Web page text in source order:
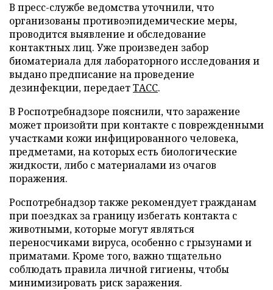
В пресс-службе ведомства уточнили, что
организованы противоэпидемические меры,
проводится выявление и обследование
контактных лиц. Уже произведен забор
биоматериала для лабораторного исследования и
выдано предписание на проведение
дезинфекции, передаетТАСС.
В Роспотребнадзоре пояснили, что заражение
может произойти при контакте с поврежденными
участками кожи инфицированного человека,
предметами, на которых есть биологические
жидкости, либо с материалами из очагов
поражения.
Роспотребнадзор также рекомендует гражданам
при поездках за границу избегать контакта с
животными, которые могут являться
переносчиками вируса, особенно с грызунами и
приматами. Кроме того, важно тщательно
соблюдать правила личной гигиены, чтобы
минимизировать риск заражения.